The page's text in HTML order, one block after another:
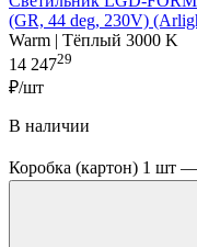
(GR, 44 deg, 230V)
Warm | Тёплый 3000 K
14 24729
₽/шт
В наличии
Коробка (картон) 1 шт —